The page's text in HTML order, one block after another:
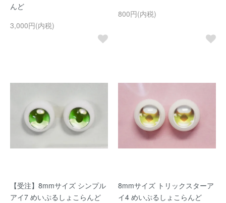
んど
3,000円(内税)
800円(内税)
【受注】8mmサイズ シンプル
アイ7 めいぷるしょこらんど
8mmサイズ トリックスターア
イ4 めいぷるしょこらんど